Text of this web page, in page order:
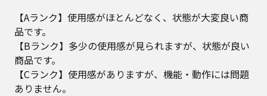
【Aランク】使用感がほとんどなく、状態が大変良い商
品です。
【Bランク】多少の使用感が見られますが、状態が良い
商品です。
【Cランク】使用感がありますが、機能・動作には問題
ありません。